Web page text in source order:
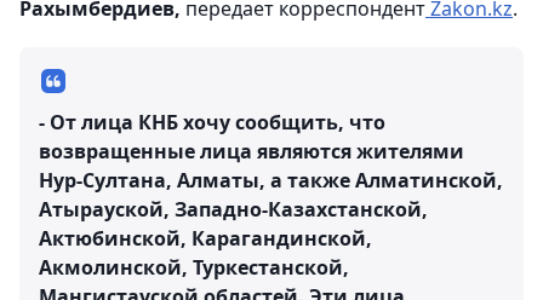
Рахымбердиев, передает корреспондентZakon.kz.
- От лица КНБ хочу сообщить, что
возвращенные лица являются жителями
Нур-Султана, Алматы, а также Алматинской,
Атырауской, Западно-Казахстанской,
Актюбинской, Карагандинской,
Акмолинской, Туркестанской,